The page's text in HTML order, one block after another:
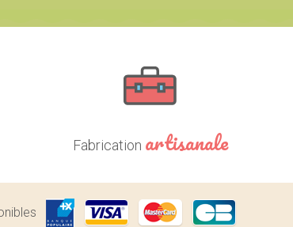
Fabrication artisanale